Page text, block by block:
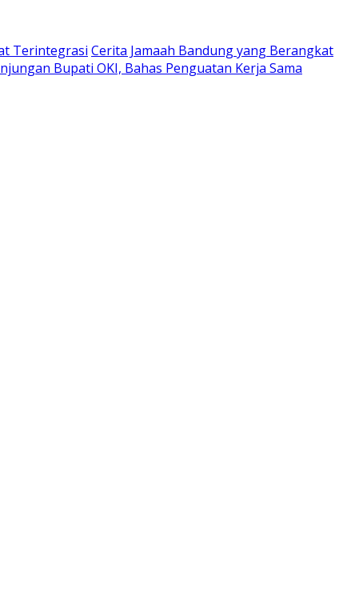
Terintegrasi Cerita Jamaah Bandung yang Berangkat
Bupati OKI, Bahas Penguatan Kerja Sama